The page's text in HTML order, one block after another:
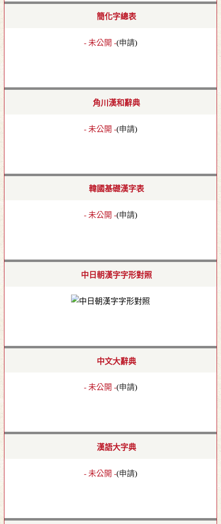
簡化字總表
- 未公開 -(申請)
角川漢和辭典
- 未公開 -(申請)
韓國基礎漢字表
- 未公開 -(申請)
中日朝漢字字形對照
中文大辭典
- 未公開 -(申請)
漢語大字典
- 未公開 -(申請)